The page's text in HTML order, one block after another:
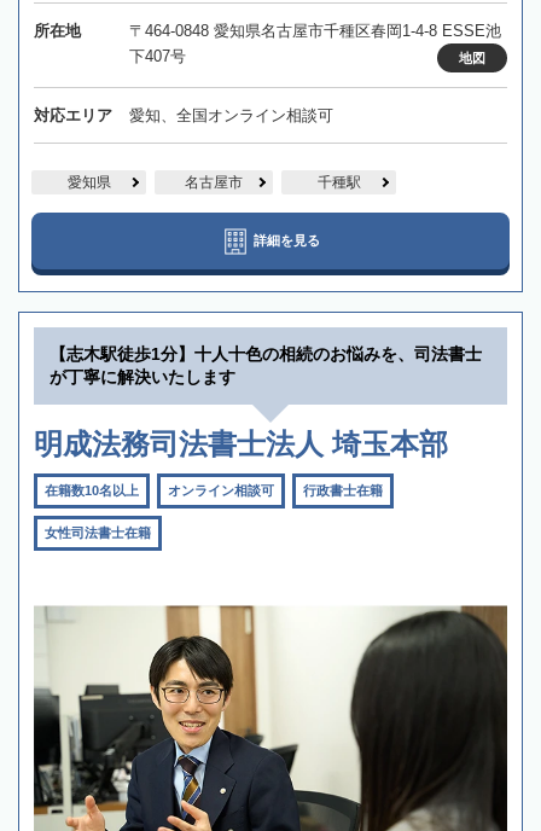
所在地
〒464-0848 愛知県名古屋市千種区春岡1-4-8 ESSE池
下407号
地図
対応エリア 愛知、全国オンライン相談可
愛知県 名古屋市 千種駅
詳細を見る
【志木駅徒歩1分】十人十色の相続のお悩みを、司法書士
が丁寧に解決いたします
明成法務司法書士法人 埼玉本部
在籍数10名以上 オンライン相談可 行政書士在籍
女性司法書士在籍